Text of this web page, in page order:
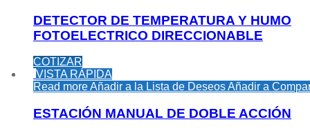
DETECTOR DE TEMPERATURA Y HUMO
FOTOELECTRICO DIRECCIONABLE
COTIZAR
VISTA RÁPIDA
Read moreAñadir a la Lista de DeseosAñadir a
ESTACIÓN MANUAL DE DOBLE ACCIÓN